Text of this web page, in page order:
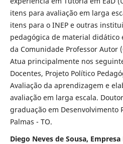
itens para avaliação em larga
itens para o INEP e outras
pedagógica de material didático
da Comunidade Professor Autor
Atua principalmente nos
Docentes, Projeto Político
Avaliação da aprendizagem e
avaliação em larga escala.
graduação em Desenvolvimento
Palmas - TO.
Diego Neves de Sousa,